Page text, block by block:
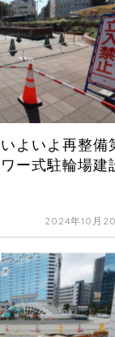
よいよ再整備
ー式駐輪場建
2024年10月